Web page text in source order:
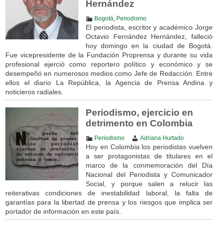
Hernández
Bogotá Periodismo
El periodista, escritor y académico Jorge
Octavio Fernández Hernández, falleció
hoy domingo en la ciudad de Bogotá.
Fue vicepresidente de la Fundación Proprensa y durante su vida
profesional ejerció como reportero político y económico y se
desempeñó en numerosos medios como Jefe de Redacción. Entre
ellos el diario La República, la Agencia de Prensa Andina y
noticieros radiales.
Periodismo, ejercicio en
detrimento en Colombia
Periodismo Adriana Hurtado
Hoy en Colombia los periodistas vuelven
a ser protagonistas de titulares en el
marco de la conmemoración del Día
Nacional del Periodista y Comunicador
Social, y porque salen a relucir las
reiterativas condiciones de inestabilidad laboral, la falta de
garantías para la libertad de prensa y los riesgos que implica ser
portador de información en este país.